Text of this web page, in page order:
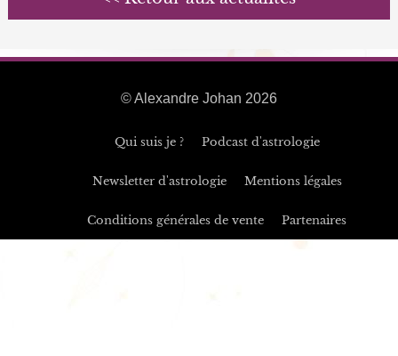
© Alexandre Johan 2026
Qui suis je ? Podcast d'astrologie
Newsletter d'astrologie Mentions légales
Conditions générales de vente Partenaires